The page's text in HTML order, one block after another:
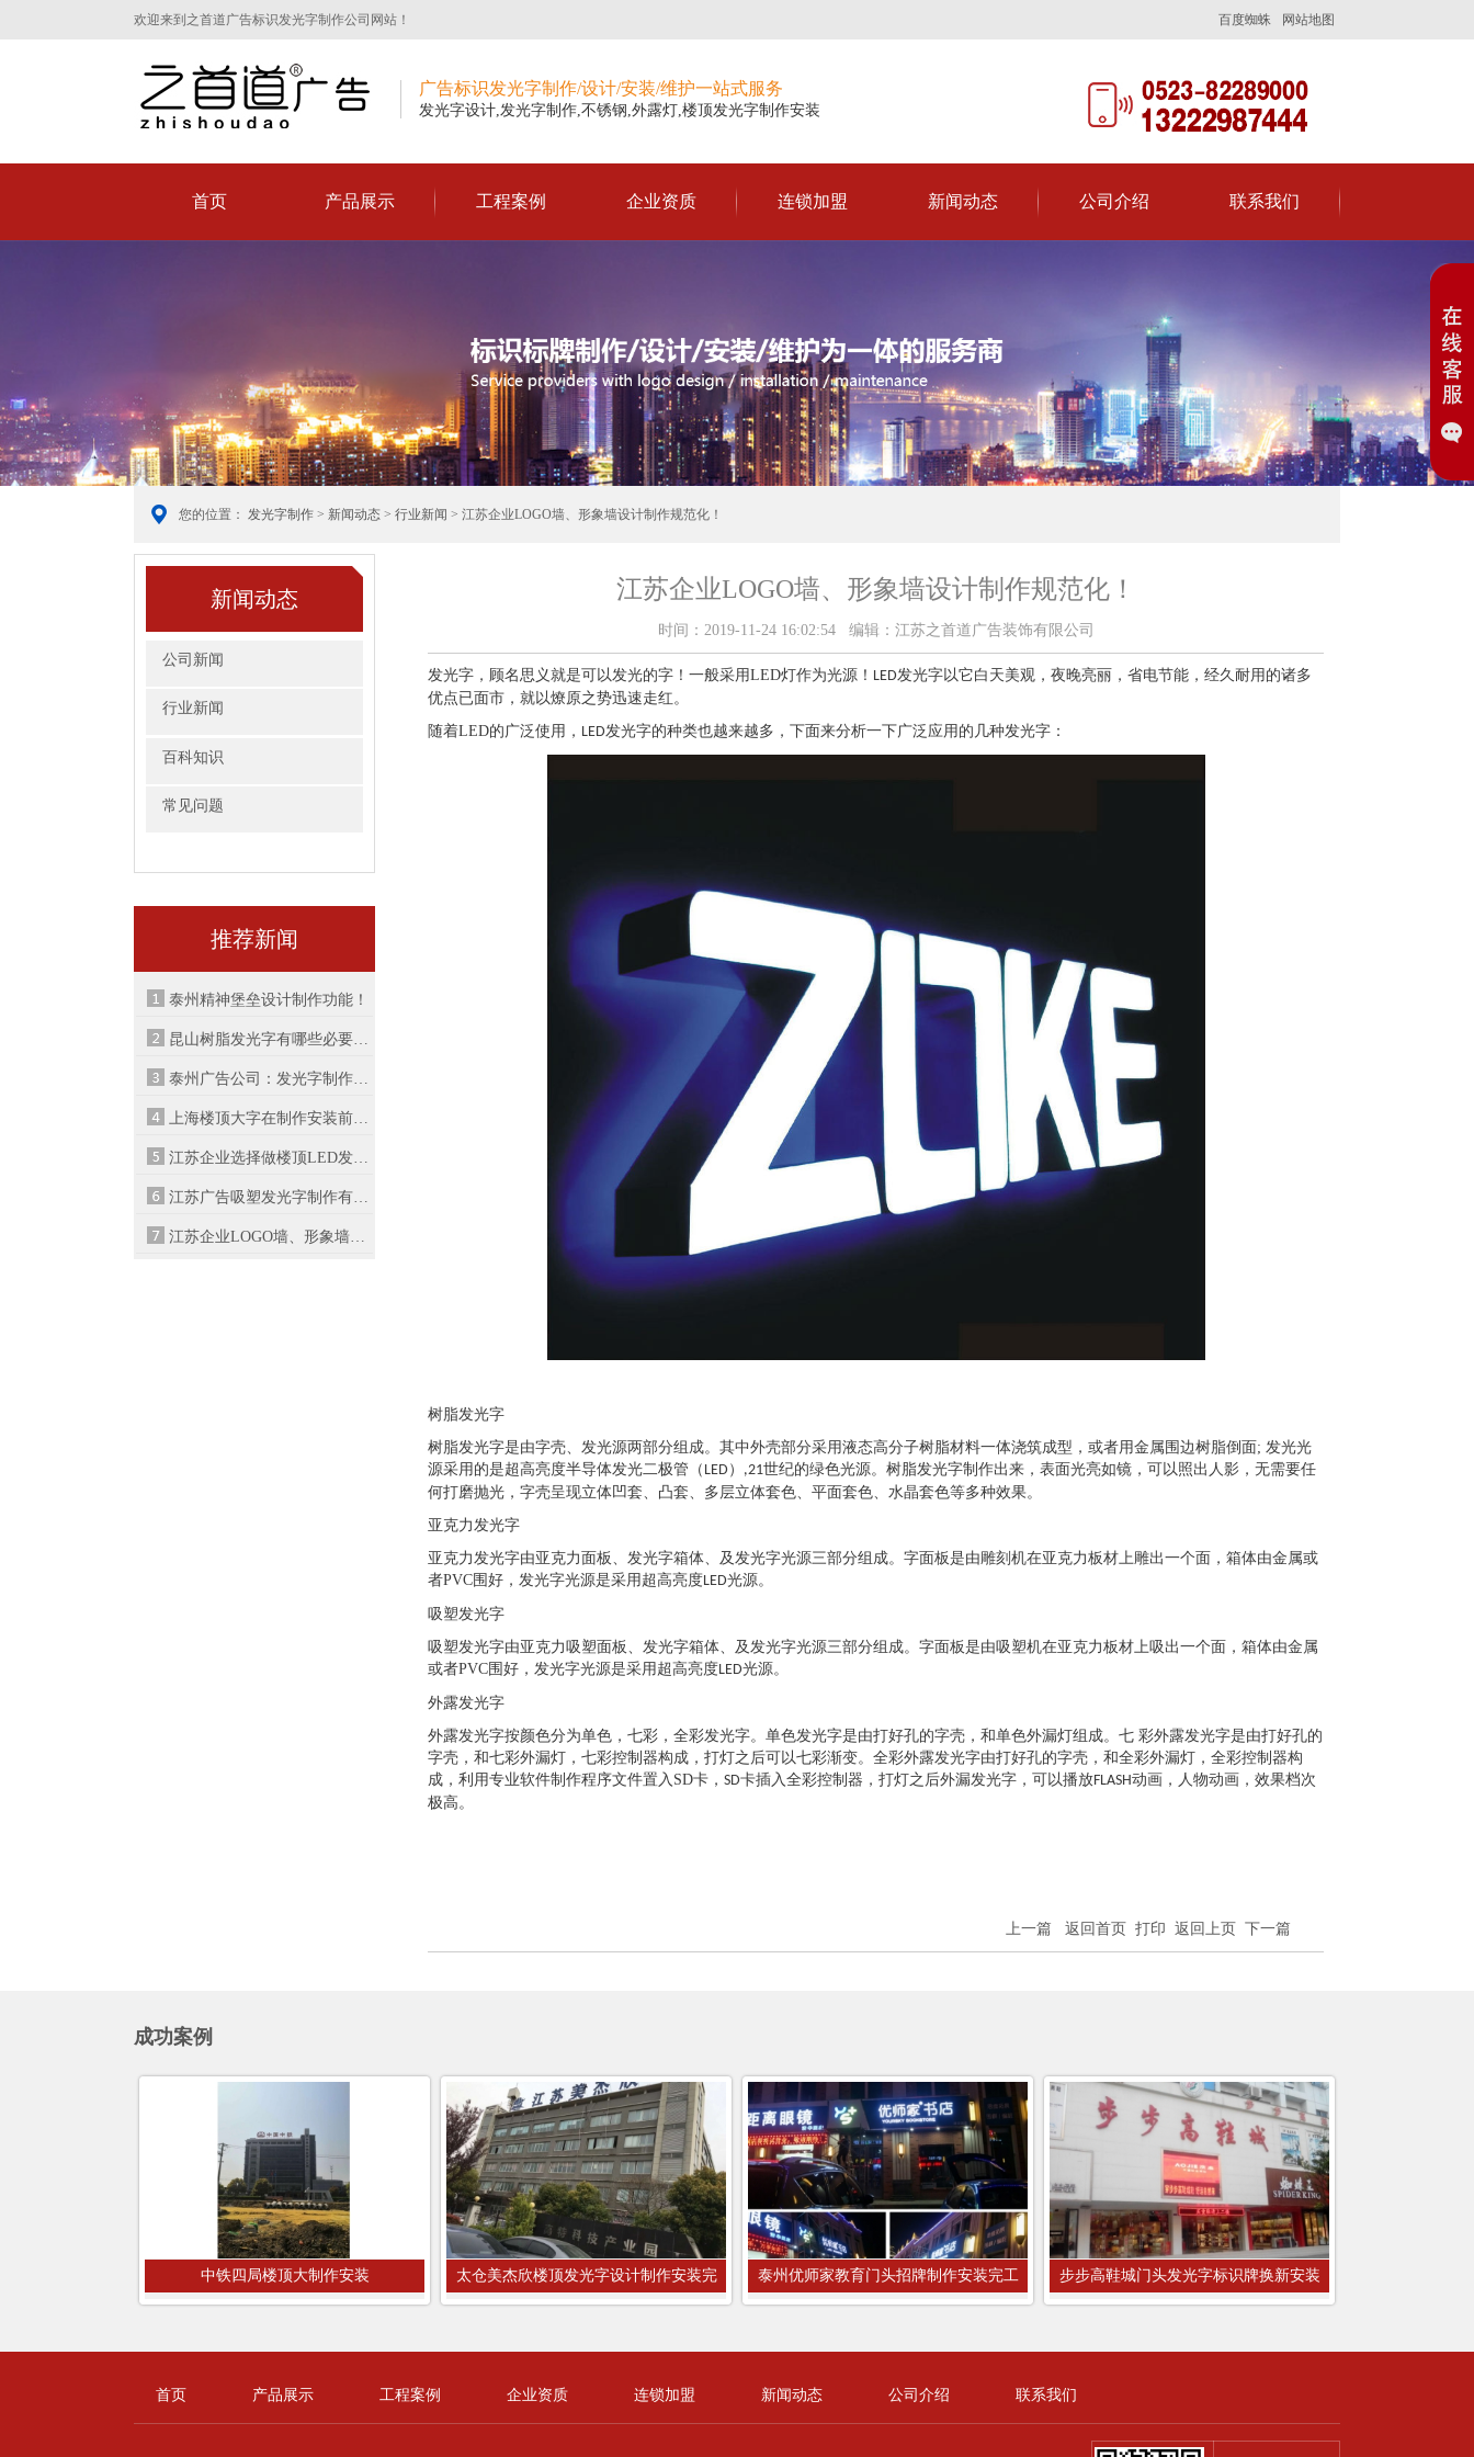
欢迎来到之首道广告标识发光字制作公司网站！ 网站地图
百度蜘蛛
广告标识发光字制作/设计/安装/维护一站式服务
发光字设计,发光字制作,不锈钢,外露灯,楼顶发光字制作安装
首页 产品展示 工程案例 企业资质 连锁加盟 新闻动态 公司介绍 联系我们
您的位置： 发光字制作 > 新闻动态 > 行业新闻 > 江苏企业LOGO墙、形象墙设计制作规范化！
新闻动态
公司新闻
行业新闻
百科知识
常见问题
推荐新闻
泰州精神堡垒设计制作功能！
江苏企业LOGO墙、形象墙设计制作规范化！
时间：2019-11-24 16:02:54 编辑：江苏之首道广告装饰有限公司
发光字，顾名思义就是可以发光的字！一般采用LED灯作为光源！ LED发光字以它白天美观，夜晚亮丽，省电节能，经久耐用的诸多
优点已面市，就以燎原之势迅速走红。
随着LED的广泛使用， LED发光字的种类也越来越多，下面来分析一下广泛应用的几种发光字：
树脂发光字
树脂发光字是由字壳、发光源两部分组成。其中外壳部分采用液态高分子树脂材料一体浇筑成型，或者用金属围边树脂倒面; 发光光
源采用的是超高亮度半导体发光二极管（ LED） ,21世纪的绿色光源。树脂发光字制作出来，表面光亮如镜，可以照出人影，无需要任
何打磨抛光，字壳呈现立体凹套、凸套、多层立体套色、平面套色、水晶套色等多种效果。
亚克力发光字
亚克力发光字由亚克力面板、发光字箱体、及发光字光源三部分组成。字面板是由雕刻机在亚克力板材上雕出一个面，箱体由金属或
者PVC围好，发光字光源是采用超高亮度LED光源。
吸塑发光字
吸塑发光字由亚克力吸塑面板、发光字箱体、及发光字光源三部分组成。字面板是由吸塑机在亚克力板材上吸出一个面，箱体由金属
或者PVC围好，发光字光源是采用超高亮度LED光源。
外露发光字
外露发光字按颜色分为单色，七彩，全彩发光字。单色发光字是由打好孔的字壳，和单色外漏灯组成。七 彩外露发光字是由打好孔的
字壳，和七彩外漏灯，七彩控制器构成，打灯之后可以七彩渐变。全彩外露发光字由打好孔的字壳，和全彩外漏灯，全彩控制器构
成，利用专业软件制作程序文件置入 SD卡， SD卡插入全彩控制器，打灯之后外漏发光字，可以播放FLASH动画，人物动画，效果档次
极高。
上一篇 返回首页 打印 返回上页 下一篇
成功案例
中铁四局楼顶大制作安装 太仓美杰欣楼顶发光字设计制作安装完 泰州优师家教育门头招牌制作安装完工 步步高鞋城门头发光字标识牌换新安装
首页 产品展示 工程案例 企业资质 连锁加盟 新闻动态 公司介绍 联系我们